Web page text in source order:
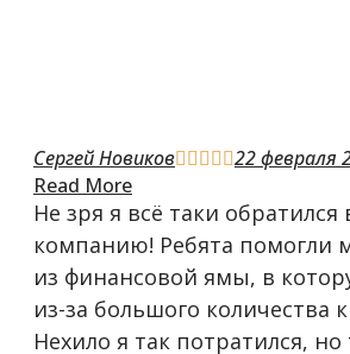
Сергей Новиков    22 февраля
Read More
Не зря я всё таки обратился
компанию! Ребята помогли
из финансовой ямы, в
из-за большого количества
Нехило я так потратился,